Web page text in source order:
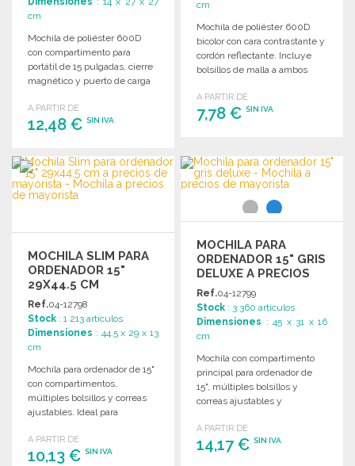
cm
Mochila de poliéster 600D
con compartimento para
portátil de 15 pulgadas, cierre
magnético y puerto de carga
A PARTIR DE
12,48 € SIN IVA
PEDIR
Solicitar un presupuesto
cm
Mochila de poliéster 600D
bicolor con cara contrastante y
cordón reflectante. Incluye
bolsillos de malla a ambos
A PARTIR DE
7,78 €SIN IVA
Solicitar un presupuesto
MOCHILA SLIM PARA
ORDENADOR 15"
29X44.5 CM
Ref.04-12798
Stock : 1 213 artículos
Dimensiones : 44.5 x 29 x 13
cm
Mochila para ordenador de 15"
con compartimentos,
múltiples bolsillos y correas
ajustables. Ideal para
transporte fácil.
A PARTIR DE
10,13 € SIN IVA
MOCHILA PARA
ORDENADOR 15" GRIS
DELUXE A PRECIOS
DE MAYORISTA
Ref.04-12799
Stock : 3 360 artículos
Dimensiones : 45 x 31 x 16
cm
Mochila con compartimento
principal para ordenador de
15", múltiples bolsillos y
correas ajustables y
45 x 16 cm.
A PARTIR DE
14,17 €SIN IVA